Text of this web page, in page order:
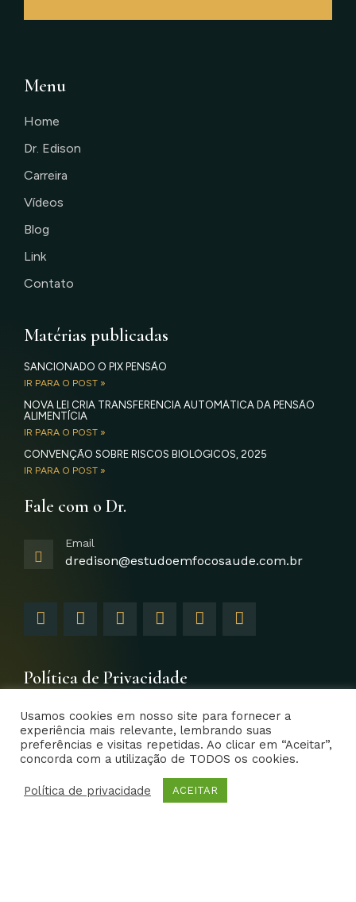
Menu
Home
Dr. Edison
Carreira
Vídeos
Blog
Link
Contato
Matérias publicadas
SANCIONADO O PIX PENSÃO
IR PARA O POST »
NOVA LEI CRIA TRANSFERÊNCIA AUTOMÁTICA DA PENSÃO
ALIMENTÍCIA
IR PARA O POST »
CONVENÇÃO SOBRE RISCOS BIOLÓGICOS, 2025
IR PARA O POST »
Fale com o Dr.
Email
dredison@estudoemfocosaude.com.br
F
a
b
o
o
k
-
f
I
n
a
g
r
a
m
T
w
t
e
r
Y
o
u
b
e
L
i
d
i
n
-
i
n
G
o
e
-
p
l
u
Política de Privacidade
EFS – Estudo em Foco Saúde 2014- Todos os direitos
reservados | Criative Web
Usamos cookies em nosso site para fornecer a
experiência mais relevante, lembrando suas
preferências e visitas repetidas. Ao clicar em “Aceitar”,
concorda com a utilização de TODOS os cookies.
Política de privacidade ACEITAR